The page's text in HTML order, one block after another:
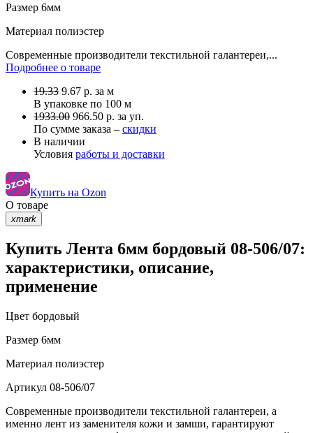
Размер 6мм
Материал полиэстер
Современные производители текстильной галантереи,...
Подробнее о товаре
19.33 9.67 р. за м
В упаковке по 100 м
1933.00 966.50 р. за уп.
По сумме заказа – скидки
В наличии
Условия работы и доставки
Купить на Ozon
О товаре
xmark
Купить Лента 6мм бордовый 08-506/07:
характеристики, описание,
применение
Цвет бордовый
Размер 6мм
Материал полиэстер
Артикул 08-506/07
Современные производители текстильной галантереи, а
именно лент из заменителя кожи и замши, гарантируют